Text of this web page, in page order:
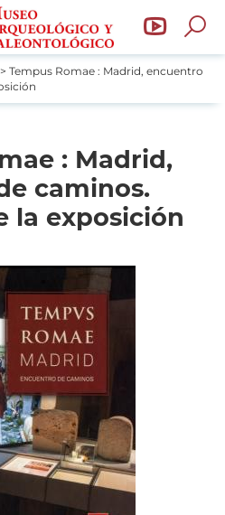
de
Tempus Romae : Madrid, encuentro
: Madrid,
caminos.
la exposición